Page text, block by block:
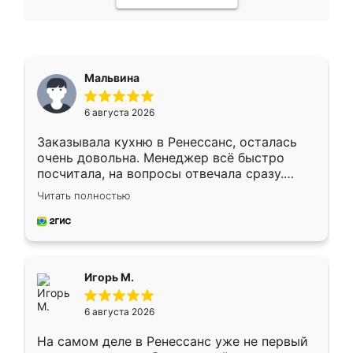
Мальвина
6 августа 2026
Заказывала кухню в Ренессанс, осталась
очень довольна. Менеджер всё быстро
посчитала, на вопросы отвечала сразу.
Замерщик приехал в субботу, подошёл к
делу со всей ответственностью. Собрали
за день, ребята работали аккуратно, даже
Читать полностью
Игорь М.
6 августа 2026
На самом деле в Ренессанс уже не первый